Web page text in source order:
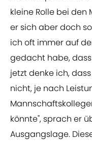
kleine Rolle bei den
er sich aber doch
ich oft immer auf
gedacht habe,
jetzt denke ich,
nicht, je nach
könnte", sprach er
Ausgangslage.